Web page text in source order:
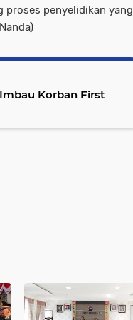
proses penyelidikan yang
Korban First